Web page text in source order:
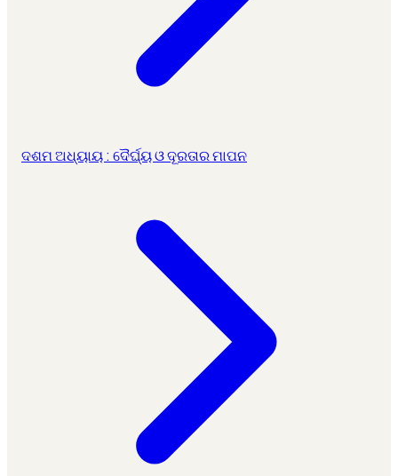
ଦଶମ ଅଧ୍ୟାୟ : ଦୈର୍ଘ୍ୟ ଓ ଦୂରତାର ମାପନ